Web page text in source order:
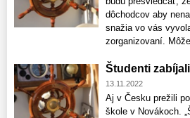
dôchodcov aby
snažia vo vás
zorganizovaní.
Študenti
13.11.2022
Aj v Česku prežili
škole v Novákoch.